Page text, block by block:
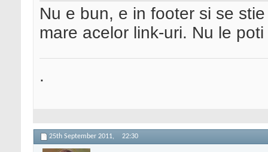
Nu e bun, e in footer si se
mare acelor link-uri. Nu le
.
25th September 2011, 22:30